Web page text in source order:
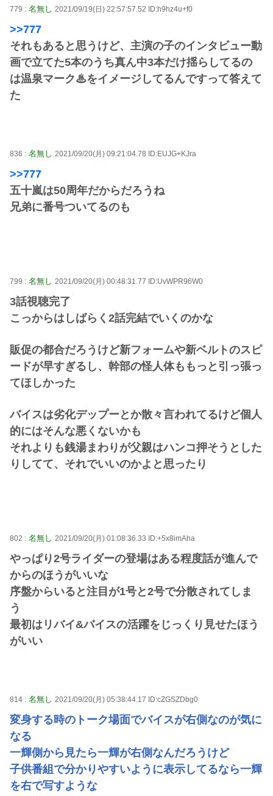
779 : 名無し 2021/09/19(日) 22:57:57.52 ID:h9hz4u+f0
>>777
それもあると思うけど、主演の子のインタビュー動
画で立てた5本のうち真ん中3本だけ揺らしてるの
は温泉マーク♨をイメージしてるんですって答えて
た
836 : 名無し 2021/09/20(月) 09:21:04.78 ID:EUJG+KJra
>>777
五十嵐は50周年だからだろうね
兄弟に番号ついてるのも
799 : 名無し 2021/09/20(月) 00:48:31.77 ID:UvWPR96W0
3話視聴完了
こっからはしばらく2話完結でいくのかな
販促の都合だろうけど新フォームや新ベルトのスピ
ードが早すぎるし、幹部の怪人体ももっと引っ張っ
てほしかった
バイスは劣化デップーとか散々言われてるけど個人
的にはそんな悪くないかも
それよりも銭湯まわりが父親はハンコ押そうとした
りしてて、それでいいのかよと思ったり
802 : 名無し 2021/09/20(月) 01:08:36.33 ID:+5x8imAha
やっぱり2号ライダーの登場はある程度話が進んで
からのほうがいいな
序盤からいると注目が1号と2号で分散されてしま
う
最初はリバイ&バイスの活躍をじっくり見せたほう
がいい
814 : 名無し 2021/09/20(月) 05:38:44.17 ID:cZGSZDbg0
変身する時のトーク場面でバイスが右側なのが気に
なる
一輝側から見たら一輝が右側なんだろうけど
子供番組で分かりやすいように表示してるなら一輝
を右で写すような